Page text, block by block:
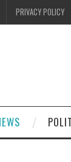
PRIVACY POLICY